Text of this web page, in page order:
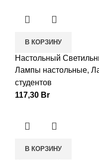
В КОРЗИНУ
Настольный
Лампы настольные,
студентов
117,30 Br
В КОРЗИНУ